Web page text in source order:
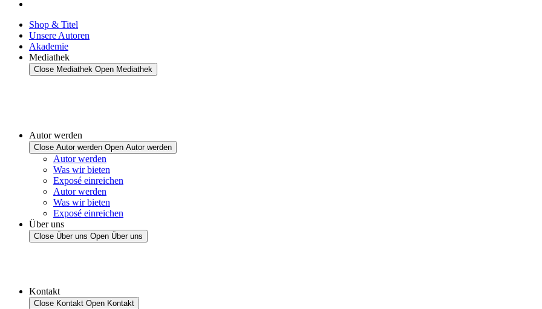
Shop & Titel
Unsere Autoren
Akademie
Mediathek
Close Mediathek Open Mediathek
Autor werden
Close Autor werden Open Autor werden
Autor werden
Was wir bieten
Exposé einreichen
Autor werden
Was wir bieten
Exposé einreichen
Über uns
Close Über uns Open Über uns
Kontakt
Close Kontakt Open Kontakt